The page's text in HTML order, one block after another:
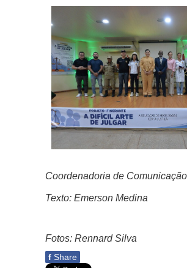
Coordenadoria de
Texto: Emerson Medina
Fotos: Rennard Silva
f Share